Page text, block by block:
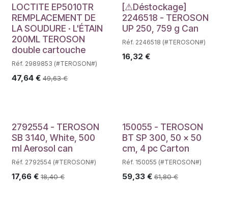
LOCTITE EP5010TR
REMPLACEMENT DE
LA SOUDURE · L'ÉTAIN
200ML TEROSON
double cartouche
Réf. 2989853 (#TEROSON#)
47,64 € 49,63€
Déstockage
[⚠Déstockage]
2246518 - TEROSON
UP 250, 759 g Can
Réf. 2246518 (#TEROSON#)
16,32 €
2792554 - TEROSON
SB 3140, White, 500
ml Aerosol can
Réf. 2792554 (#TEROSON#)
17,66 € 18,40€
150055 - TEROSON
BT SP 300, 50 x 50
cm, 4 pc Carton
Réf. 150055 (#TEROSON#)
59,33€ 61,80€